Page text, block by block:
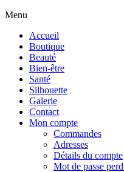
Menu
Accueil
Boutique
Beauté
Bien-être
Santé
Silhouette
Galerie
Contact
Mon compte
Commandes
Adresses
Détails du compte
Mot de passe